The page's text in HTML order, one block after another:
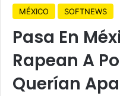
MÉXICO SOFTNEWS
Pasa En
Rapean A
Querían